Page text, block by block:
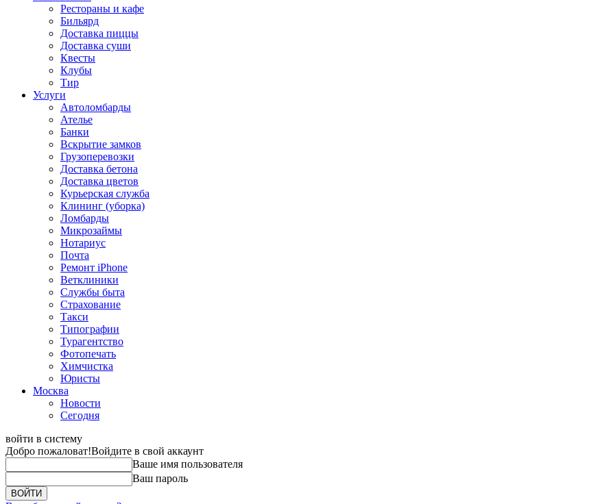
Рестораны и кафе
Бильярд
Доставка пиццы
Доставка суши
Квесты
Клубы
Тир
Услуги
Автоломбарды
Ателье
Банки
Вскрытие замков
Грузоперевозки
Доставка бетона
Доставка цветов
Курьерская служба
Клининг (уборка)
Ломбарды
Микрозаймы
Нотариус
Почта
Ремонт iPhone
Ветклиники
Службы быта
Страхование
Такси
Типографии
Турагентство
Фотопечать
Химчистка
Юристы
Москва
Новости
Сегодня
войти в систему
Добро пожаловат!Войдите в свой аккаунт
Ваше имя пользователя
Ваш пароль